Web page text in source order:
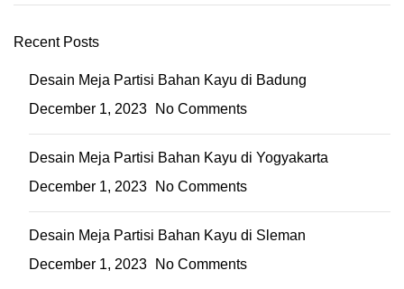
Recent Posts
Desain Meja Partisi Bahan Kayu di Badung
December 1, 2023
No Comments
Desain Meja Partisi Bahan Kayu di Yogyakarta
December 1, 2023
No Comments
Desain Meja Partisi Bahan Kayu di Sleman
December 1, 2023
No Comments